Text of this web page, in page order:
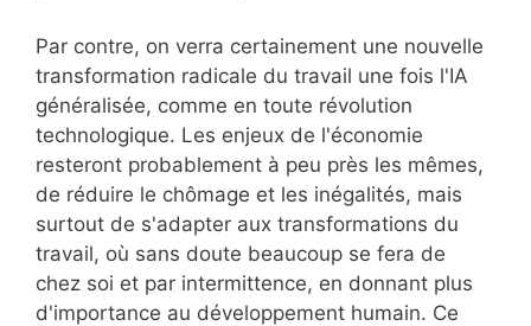
Par contre, on verra certainement une nouvelle
transformation radicale du travail une fois l'IA
généralisée, comme en toute révolution
technologique. Les enjeux de l'économie
resteront probablement à peu près les mêmes,
de réduire le chômage et les inégalités, mais
surtout de s'adapter aux transformations du
travail, où sans doute beaucoup se fera de
chez soi et par intermittence, en donnant plus
d'importance au développement humain. Ce